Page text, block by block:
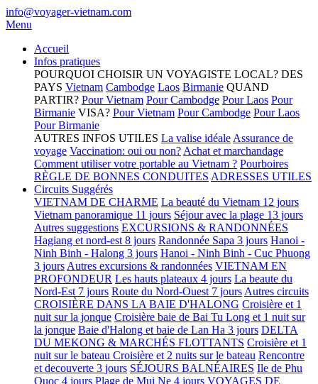
info@voyager-vietnam.com
Menu
Accueil
Infos pratiques
POURQUOI CHOISIR UN VOYAGISTE LOCAL? DES
PAYS Vietnam Cambodge Laos Birmanie QUAND
PARTIR? Pour Vietnam Pour Cambodge Pour Laos Pour
Birmanie VISA? Pour Vietnam Pour Cambodge Pour Laos
Pour Birmanie
AUTRES INFOS UTILES La valise idéale Assurance de
voyage Vaccination: oui ou non? Achat et marchandage
Comment utiliser votre portable au Vietnam ? Pourboires
RÈGLE DE BONNES CONDUITES ADRESSES UTILES
Circuits Suggérés
VIETNAM DE CHARME La beauté du Vietnam 12 jours
Vietnam panoramique 11 jours Séjour avec la plage 13 jours
Autres suggestions EXCURSIONS & RANDONNÉES
Hagiang et nord-est 8 jours Randonnée Sapa 3 jours Hanoi -
Ninh Binh - Halong 3 jours Hanoi - Ninh Binh - Cuc Phuong
3 jours Autres excursions & randonnées VIETNAM EN
PROFONDEUR Les hauts plateaux 4 jours La beaute du
Nord-Est 7 jours Route du Nord-Ouest 7 jours Autres circuits
CROISIÈRE DANS LA BAIE D'HALONG Croisière et 1
nuit sur la jonque Croisière baie de Bai Tu Long et 1 nuit sur
la jonque Baie d'Halong et baie de Lan Ha 3 jours DELTA
DU MEKONG & MARCHÉS FLOTTANTS Croisière et 1
nuit sur le bateau Croisière et 2 nuits sur le bateau Rencontre
et decouverte 3 jours SÉJOURS BALNÉAIRES Ile de Phu
Quoc 4 jours Plage de Mui Ne 4 jours VOYAGES DE